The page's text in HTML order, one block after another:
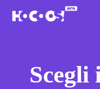
Scegli